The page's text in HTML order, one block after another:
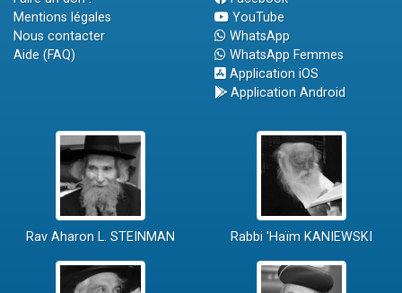
Mentions légales
Nous contacter
Aide (FAQ)
YouTube
WhatsApp
WhatsApp Femmes
Application iOS
Application Android
Rav Aharon L. STEINMAN Rabbi 'Haïm KANIEWSKI